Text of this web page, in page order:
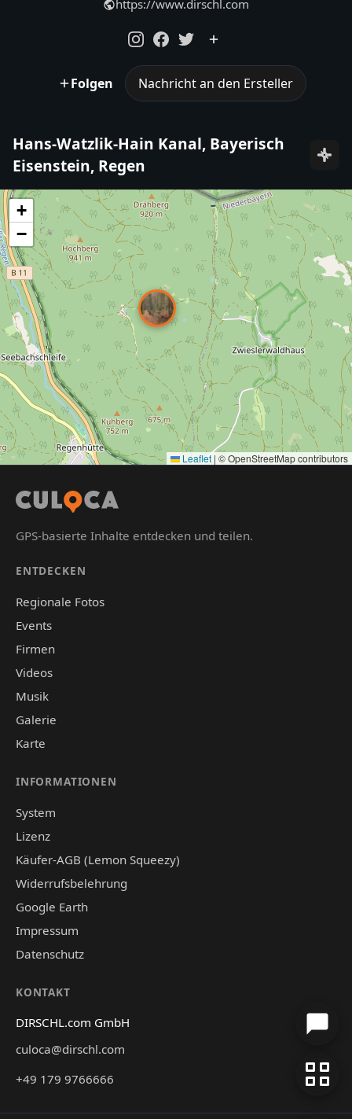
https://www.dirschl.com
Folgen Nachricht an den Ersteller
Hans-Watzlik-Hain Kanal, Bayerisch
Eisenstein, Regen
+
−
Leaflet | © OpenStreetMap contributors
GPS-basierte Inhalte entdecken und teilen.
ENTDECKEN
Regionale Fotos
Events
Firmen
Videos
Musik
Galerie
Karte
INFORMATIONEN
System
Lizenz
Käufer-AGB (Lemon Squeezy)
Widerrufsbelehrung
Google Earth
Impressum
Datenschutz
KONTAKT
DIRSCHL.com GmbH
culoca@dirschl.com
+49 179 9766666